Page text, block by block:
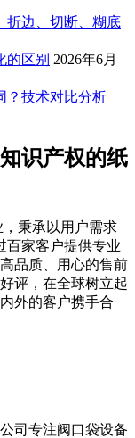
折边、切断、糊底
的区别 2026年6月
？技术对比分析
识产权的纸
秉承以用户需求
百家客户提供专业
品质、用心的售前
评，在全球树立起
外的客户携手合
司专注阀口袋设备